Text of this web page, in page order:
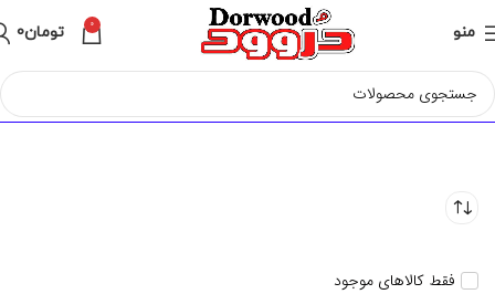
منو 0 تومان0
فقط کالاهای موجود